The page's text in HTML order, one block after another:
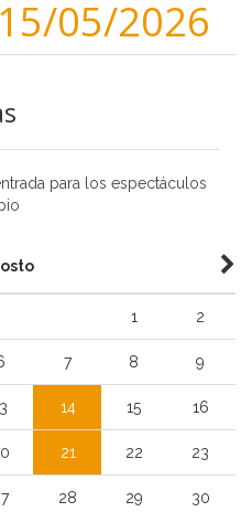
05/2026
para los espectáculos
1 2
7 8 9
14 15 16
21 22 23
28 29 30